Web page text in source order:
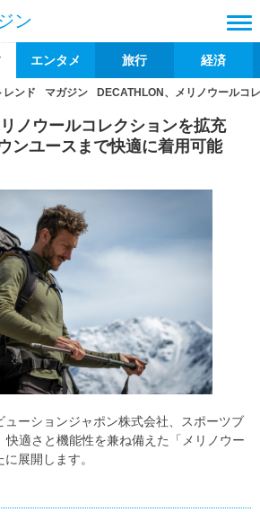
ン
エンタメ 旅行 経済
レンド マガジン DECATHLON、メリノウールコ
ノウールコレクションを拡充
ンユースまで快適に着用可能
ーションジャポン株式会社、スポーツブ
快適さと機能性を兼ね備えた「メリノウー
展開します。